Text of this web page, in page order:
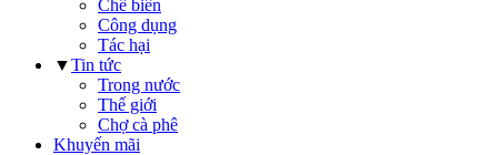
Chế biến
Công dụng
Tác hại
▼Tin tức
Trong nước
Thế giới
Chợ cà phê
Khuyến mãi